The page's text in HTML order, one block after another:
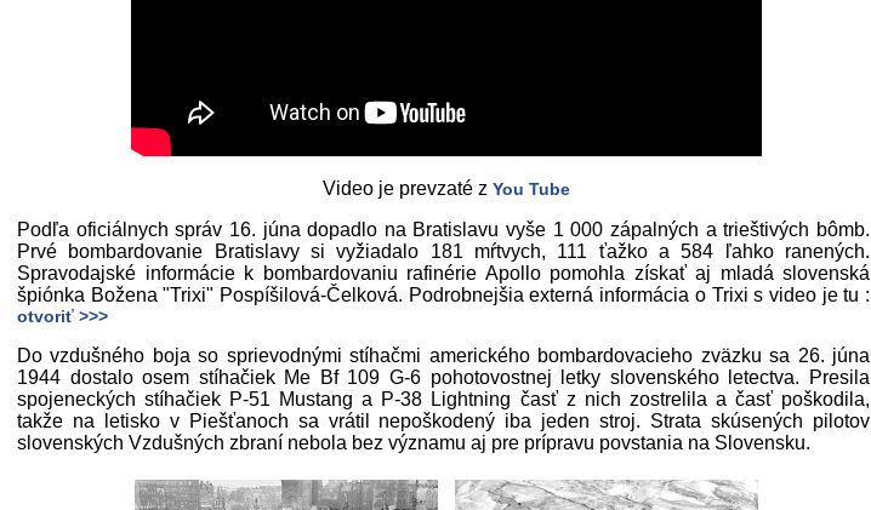
Video je prevzaté z You Tube
Podľa oficiálnych správ 16. júna dopadlo na Bratislavu vyše 1 000 zápalných a trieštivých bômb.
Prvé bombardovanie Bratislavy si vyžiadalo 181 mŕtvych, 111 ťažko a 584 ľahko ranených.
Spravodajské informácie k bombardovaniu rafinérie Apollo pomohla získať aj mladá slovenská
špiónka Božena "Trixi" Pospíšilová-Čelková. Podrobnejšia externá informácia o Trixi s video je tu :
otvoriť >>>
Do vzdušného boja so sprievodnými stíhačmi amerického bombardovacieho zväzku sa 26. júna
1944 dostalo osem stíhačiek Me Bf 109 G-6 pohotovostnej letky slovenského letectva. Presila
spojeneckých stíhačiek P-51 Mustang a P-38 Lightning časť z nich zostrelila a časť poškodila,
takže na letisko v Piešťanoch sa vrátil nepoškodený iba jeden stroj. Strata skúsených pilotov
slovenských Vzdušných zbraní nebola bez významu aj pre prípravu povstania na Slovensku.